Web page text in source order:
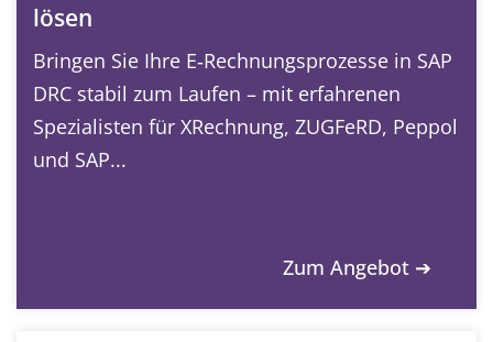
lösen
Bringen Sie Ihre E‑Rechnungsprozesse in SAP
DRC stabil zum Laufen – mit erfahrenen
Spezialisten für XRechnung, ZUGFeRD, Peppol
und SAP...
Zum Angebot ➔